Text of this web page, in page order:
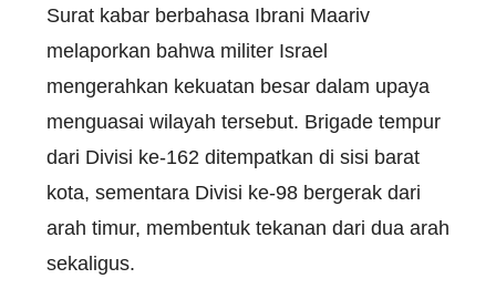
Surat kabar berbahasa Ibrani Maariv
melaporkan bahwa militer Israel
mengerahkan kekuatan besar dalam upaya
menguasai wilayah tersebut. Brigade tempur
dari Divisi ke-162 ditempatkan di sisi barat
kota, sementara Divisi ke-98 bergerak dari
arah timur, membentuk tekanan dari dua arah
sekaligus.